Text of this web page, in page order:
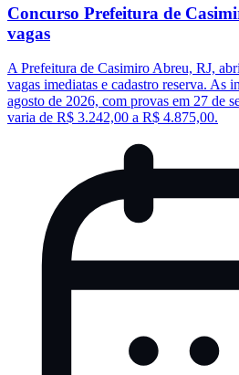
Concurso Prefeitura de
vagas
A Prefeitura de Casimiro Abreu, RJ,
vagas imediatas e cadastro reserva. As
agosto de 2026, com provas em 27 de
varia de R$ 3.242,00 a R$ 4.875,00.